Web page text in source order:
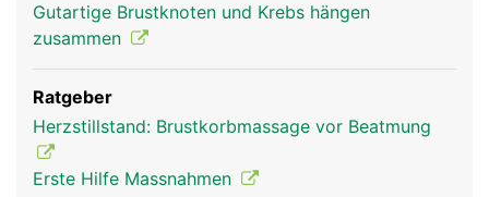
Gutartige Brustknoten und Krebs hängen
zusammen
Ratgeber
Herzstillstand: Brustkorbmassage vor Beatmung
Erste Hilfe Massnahmen